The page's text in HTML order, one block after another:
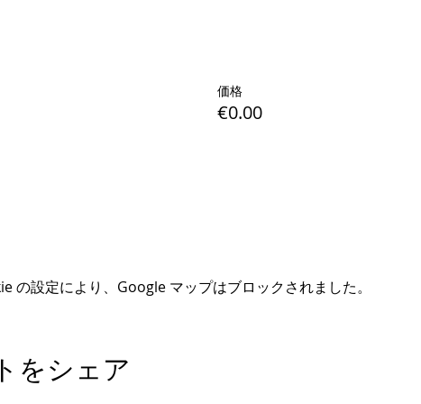
価格
€0.00
の設定により、Google マップはブロックされました。
をシェア